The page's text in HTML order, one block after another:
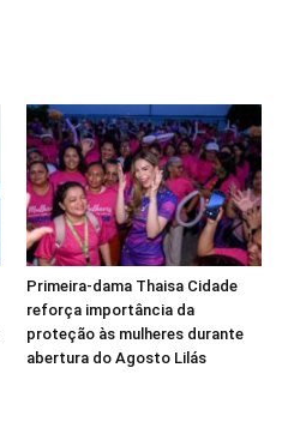
Primeira-dama Thaisa Cidade
reforça importância da
proteção às mulheres durante
abertura do Agosto Lilás